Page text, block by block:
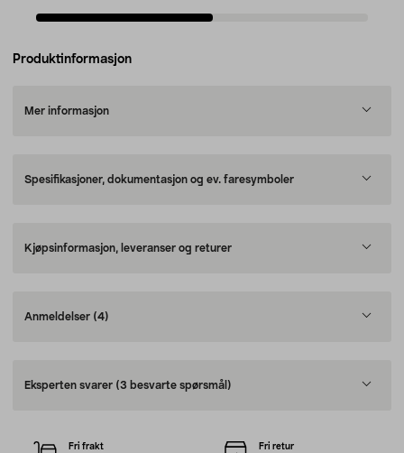
Produktinformasjon
Mer informasjon
Spesifikasjoner, dokumentasjon og ev. faresymboler
Kjøpsinformasjon, leveranser og returer
Anmeldelser (4)
Eksperten svarer (3 besvarte spørsmål)
Fri frakt Fri retur